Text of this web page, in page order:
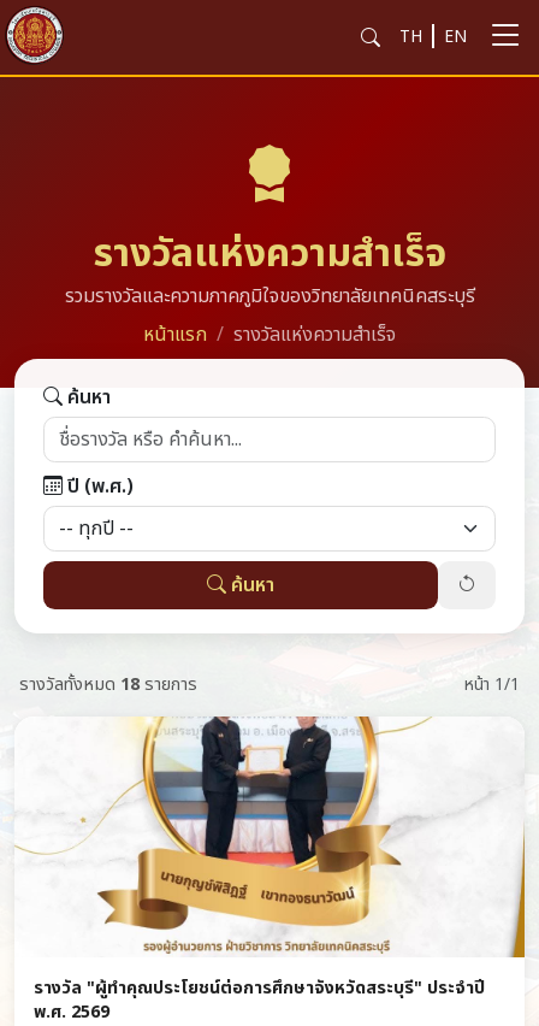
TH EN
รางวัลแห่งความสำเร็จ
รวมรางวัลและความภาคภูมิใจของวิทยาลัยเทคนิคสระบุรี
หน้าแรก
รางวัลแห่งความสำเร็จ
ค้นหา
ปี (พ.ศ.)
ค้นหา
รางวัลทั้งหมด 18รายการ หน้า 1/1
รางวัล "ผู้ทำคุณประโยชน์ต่อการศึกษาจังหวัดสระบุรี" ประจำปี
พ.ศ. 2569